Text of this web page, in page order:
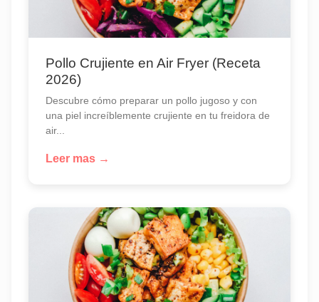
Pollo Crujiente en Air Fryer (Receta
2026)
Descubre cómo preparar un pollo jugoso y con
una piel increíblemente crujiente en tu freidora de
air...
Leer mas →